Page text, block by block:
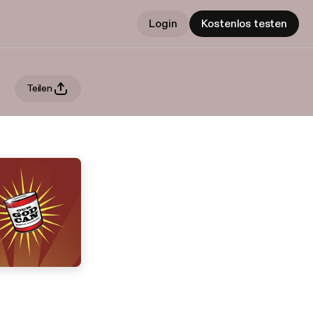
Login Kostenlos testen
Teilen